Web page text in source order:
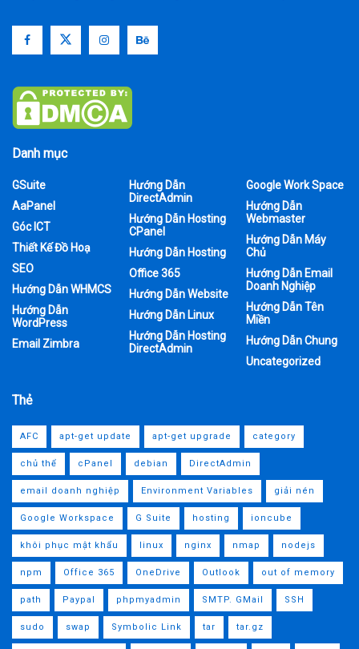
Danh mục
GSuite
AaPanel
Góc ICT
Thiết Kế Đồ Hoạ
SEO
Hướng Dẫn WHMCS
Hướng Dẫn
WordPress
Email Zimbra
Hướng Dẫn
DirectAdmin
Hướng Dẫn Hosting
CPanel
Hướng Dẫn Hosting
Office 365
Hướng Dẫn Website
Hướng Dẫn Linux
Hướng Dẫn Hosting
DirectAdmin
Google Work Space
Hướng Dẫn
Webmaster
Hướng Dẫn Máy
Chủ
Hướng Dẫn Email
Doanh Nghiệp
Hướng Dẫn Tên
Miền
Hướng Dẫn Chung
Uncategorized
Thẻ
AFC apt-get update apt-get upgrade category
chủ thể cPanel debian DirectAdmin
email doanh nghiệp Environment Variables giải nén
Google Workspace G Suite hosting ioncube
khôi phục mật khẩu linux nginx nmap nodejs
npm Office 365 OneDrive Outlook out of memory
path Paypal phpmyadmin SMTP. GMail SSH
sudo swap Symbolic Link tar tar.gz